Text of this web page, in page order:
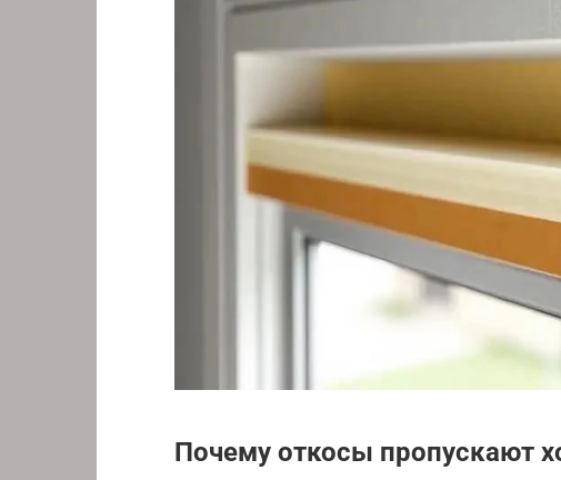
Почему откосы пропускают